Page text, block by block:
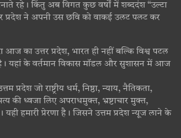
रहे। किंतु अब विगत कुछ वर्षों में शब्ददंश “उल्टा
प्रदेश ने अपनी उस छवि को वाकई उलट पलट कर
आज का उत्तर प्रदेश, भारत ही नहीं बल्कि विश्व पटल
है। यहां के वर्तमान विकास मॉडल और सुशासन में आज
जो राष्ट्रीय धर्म, निष्ठा, न्याय, नैतिकता,
की ध्वजा लिए अपराधमुक्त, भ्रष्टाचार मुक्त,
हमारी प्रेरणा है। जिसने उत्तम प्रदेश न्यूज लाने के